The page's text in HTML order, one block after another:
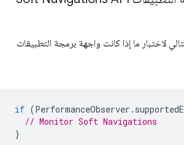
لاختبار ما إذا كانت واجهة برمجة التطبيقات
if (PerformanceObserver .
// Monitor Soft Navigations
}